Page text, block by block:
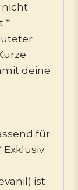
nicht
*
deine
für
ist